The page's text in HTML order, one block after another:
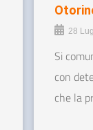
28
Si
con
che la